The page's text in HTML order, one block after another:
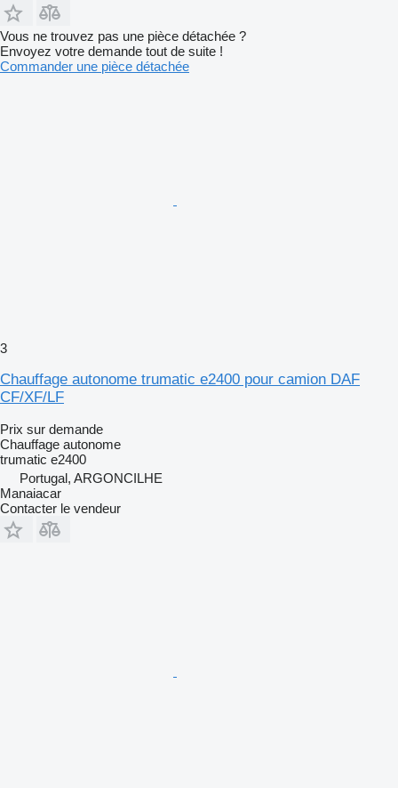
Vous ne trouvez pas une pièce détachée ?
Envoyez votre demande tout de suite !
Commander une pièce détachée
3
Chauffage autonome trumatic e2400 pour camion DAF
CF/XF/LF
Prix sur demande
Chauffage autonome
trumatic e2400
Portugal, ARGONCILHE
Manaiacar
Contacter le vendeur